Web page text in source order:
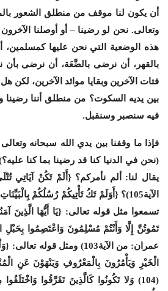
أن يكون لنا موقف من منطلق الشعور
وتعالى. نحن لو رضينا – أو أوصلنا
هذه الوضعية التي نحن عليها
بالقهر، أن نرضى بالضَّعَة، أن نرضى
فتات الآخرين وبقايا موائد الآخرين، لكن
بين يديه السكوت؟ من منطلق أننا رضينا
فيه سنصبر وسنقبل.
فإذا ما وقفنا بين يدي الله سبحانه
(نحن في الدنيا كنا قد رضينا بما كنا
يقال لنا: ألم نأمركم؟ {أَلَمْ تَكُنْ آيَاتِي
تسمعوا مثل قوله تعالى: {يَا أَيُّهَا الَّذِينَ
تَمُوتُنَّ إِلَّا وَأَنْتُمْ مُسْلِمُونَ وَاعْتَصِمُوا بِحَبْلِ
عمران: من الآية103) ومثل
الْخَيْرِ وَيَأْمُرُونَ بِالْمَعْرُوفِ وَيَنْهَوْنَ عَنِ
(104) وَلا تَكُونُوا كَالَّذِينَ تَفَرَّقُوا